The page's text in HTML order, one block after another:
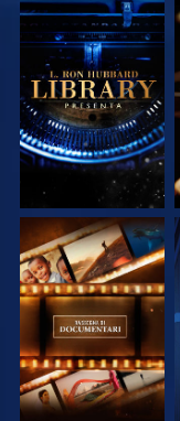
ESPLORA LE
SERIE
ESPLORA LE
SERIE